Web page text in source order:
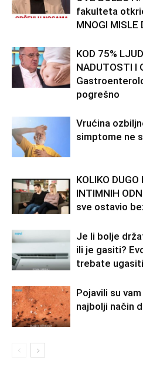
fakulteta
MNOGI MISLE
KOD 75%
NADUTOSTI I
pogrešno
Vrućina
simptome ne
KOLIKO
INTIMNIH
sve ostavio
Je li bolje
ili je gasiti?
trebate ugasiti
Pojavili su
najbolji način